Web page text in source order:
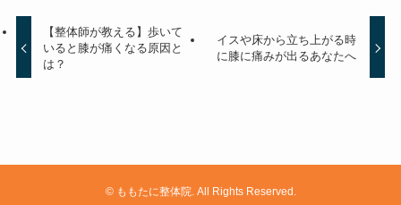
【整体師が教える】歩いて
いると膝が痛くなる原因と
は？
イスや床から立ち上がる時
に膝に痛みが出るあなたへ
©ももたに整体院. All Rights Reserved.